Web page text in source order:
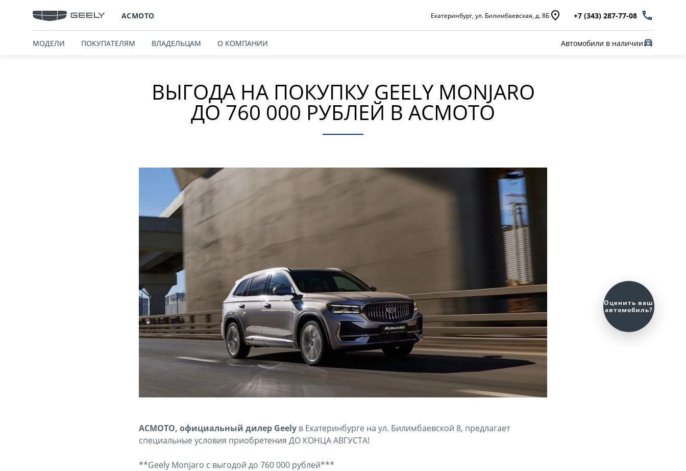
АСМОТО Екатеринбург, ул. Билимбаевская, д. 8Б +7 (343) 287-77-08
МОДЕЛИ ПОКУПАТЕЛЯМ ВЛАДЕЛЬЦАМ О КОМПАНИИ Автомобили в наличии
ВЫГОДА НА ПОКУПКУ GEELY MONJARO
ДО 760 000 РУБЛЕЙ В АСМОТО
АСМОТО, официальный дилер Geely в Екатеринбурге на ул. Билимбаевской 8, предлагает
специальные условия приобретения ДО КОНЦА АВГУСТА!
**Geely Monjaro с выгодой до 760 000 рублей***